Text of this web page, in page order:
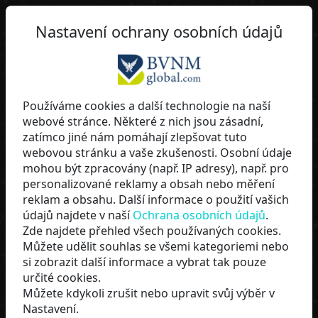
lippi
BVNMglobal
NYNÍ ZAČÍT
Nastavení ochrany osobních údajů
Používáme cookies a další technologie na naší
webové stránce. Některé z nich jsou zásadní,
zatímco jiné nám pomáhají zlepšovat tuto
webovou stránku a vaše zkušenosti. Osobní údaje
mohou být zpracovány (např. IP adresy), např. pro
personalizované reklamy a obsah nebo měření
reklam a obsahu. Další informace o použití vašich
údajů najdete v našíOchrana osobních údajů.
Zde najdete přehled všech používaných cookies.
Můžete udělit souhlas se všemi kategoriemi nebo
si zobrazit další informace a vybrat tak pouze
určité cookies.
Můžete kdykoli zrušit nebo upravit svůj výběr v
Nastavení.